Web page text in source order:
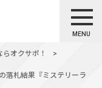
MENU
オクサポ！
>
落札結果『ミステリーラ